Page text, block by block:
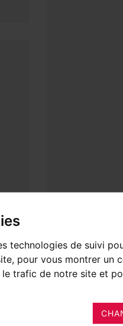
technologies de suivi
pour vous montrer un
trafic de notre site et